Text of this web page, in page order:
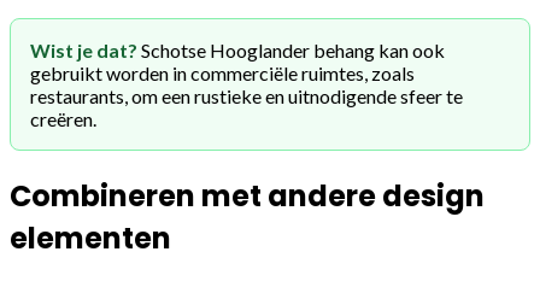
Wist je dat? Schotse Hooglander behang kan ook
gebruikt worden in commerciële ruimtes, zoals
restaurants, om een rustieke en uitnodigende sfeer te
creëren.
Combineren met andere design
elementen